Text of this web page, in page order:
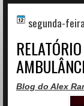
segunda-
Blog do Alex